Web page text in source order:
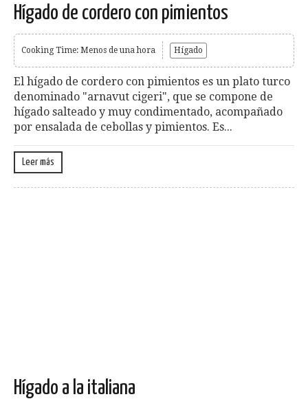
Hígado de cordero con pimientos
Cooking Time: Menos de una hora Hígado
El hígado de cordero con pimientos es un plato turco
denominado "arnavut cigeri", que se compone de
hígado salteado y muy condimentado, acompañado
por ensalada de cebollas y pimientos. Es...
Leer más
Hígado a la italiana